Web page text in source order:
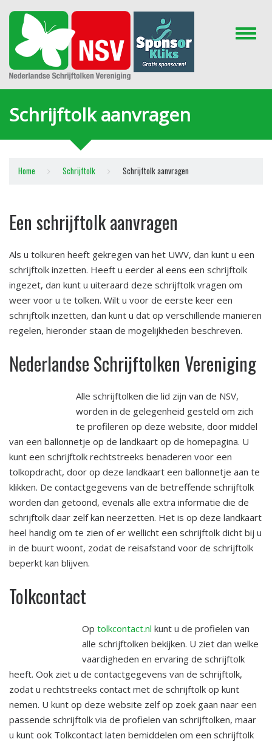
Toggle
Schrijftolk aanvragen
Home Schrijftolk Schrijftolk aanvragen
Een schrijftolk aanvragen
Als u tolkuren heeft gekregen van het UWV, dan kunt u een
schrijftolk inzetten. Heeft u eerder al eens een schrijftolk
ingezet, dan kunt u uiteraard deze schrijftolk vragen om
weer voor u te tolken. Wilt u voor de eerste keer een
schrijftolk inzetten, dan kunt u dat op verschillende manieren
regelen, hieronder staan de mogelijkheden beschreven.
Nederlandse Schrijftolken Vereniging
Alle schrijftolken die lid zijn van de NSV,
worden in de gelegenheid gesteld om zich
te profileren op deze website, door middel
van een ballonnetje op de landkaart op de homepagina. U
kunt een schrijftolk rechtstreeks benaderen voor een
tolkopdracht, door op deze landkaart een ballonnetje aan te
klikken. De contactgegevens van de betreffende schrijftolk
worden dan getoond, evenals alle extra informatie die de
schrijftolk daar zelf kan neerzetten. Het is op deze landkaart
heel handig om te zien of er wellicht een schrijftolk dicht bij u
in de buurt woont, zodat de reisafstand voor de schrijftolk
beperkt kan blijven.
Tolkcontact
Op tolkcontact.nl kunt u de profielen van
alle schrijftolken bekijken. U ziet dan welke
vaardigheden en ervaring de schrijftolk
heeft. Ook ziet u de contactgegevens van de schrijftolk,
zodat u rechtstreeks contact met de schrijftolk op kunt
nemen. U kunt op deze website zelf op zoek gaan naar een
passende schrijftolk via de profielen van schrijftolken, maar
u kunt ook Tolkcontact laten bemiddelen om een schrijftolk